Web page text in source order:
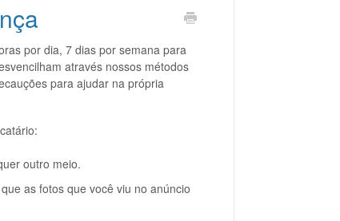
por dia, 7 dias por semana para
através nossos métodos
para ajudar na própria
outro meio.
as fotos que você viu no anúncio